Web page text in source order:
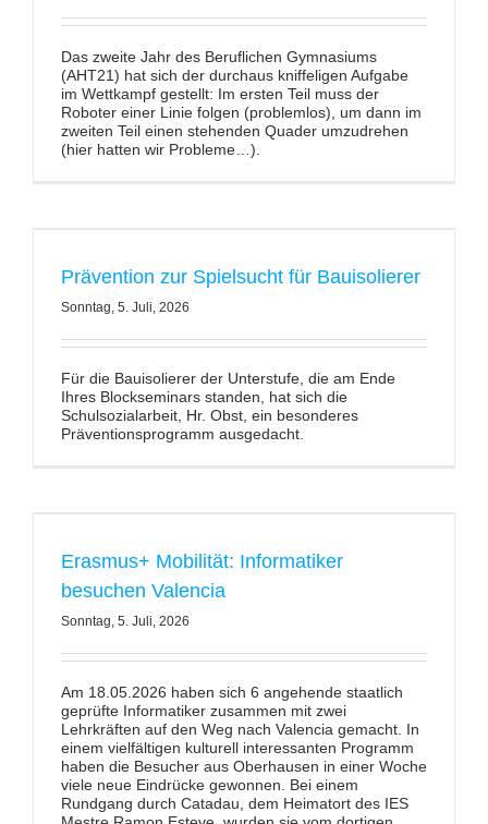
Das zweite Jahr des Beruflichen Gymnasiums
(AHT21) hat sich der durchaus kniffeligen Aufgabe
im Wettkampf gestellt: Im ersten Teil muss der
Roboter einer Linie folgen (problemlos), um dann im
zweiten Teil einen stehenden Quader umzudrehen
(hier hatten wir Probleme…).
Prävention zur Spielsucht für Bauisolierer
Sonntag, 5. Juli, 2026
Für die Bauisolierer der Unterstufe, die am Ende
Ihres Blockseminars standen, hat sich die
Schulsozialarbeit, Hr. Obst, ein besonderes
Präventionsprogramm ausgedacht.
Erasmus+ Mobilität: Informatiker
besuchen Valencia
Sonntag, 5. Juli, 2026
Am 18.05.2026 haben sich 6 angehende staatlich
geprüfte Informatiker zusammen mit zwei
Lehrkräften auf den Weg nach Valencia gemacht. In
einem vielfältigen kulturell interessanten Programm
haben die Besucher aus Oberhausen in einer Woche
viele neue Eindrücke gewonnen. Bei einem
Rundgang durch Catadau, dem Heimatort des IES